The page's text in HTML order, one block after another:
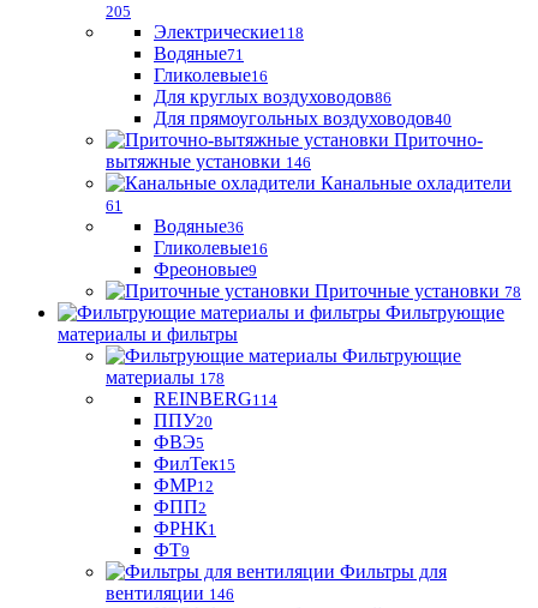
205
Электрические118
Водяные71
Гликолевые16
Для круглых воздуховодов86
Для прямоугольных воздуховодов40
Приточно-
вытяжные установки 146
Канальные охладители
61
Водяные36
Гликолевые16
Фреоновые9
Приточные установки 78
Фильтрующие
материалы и фильтры
Фильтрующие
материaлы 178
REINBERG114
ППУ20
ФВЭ5
ФилТек15
ФМР12
ФПП2
ФРНК1
ФТ9
Фильтры для
вентиляции 146